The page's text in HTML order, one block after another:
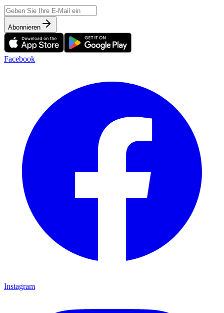
Abonnieren
Facebook
Instagram